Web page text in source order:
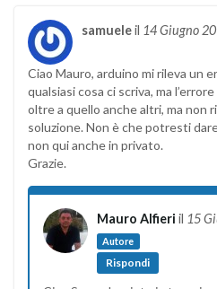
samueleil 14 Giugno
Ciao Mauro, arduino mi rileva un
qualsiasi cosa ci scriva, ma
oltre a quello anche altri, ma non
soluzione. Non è che potresti
non qui anche in privato.
Grazie.
Mauro Alfieri il 15
Autore
Rispondi